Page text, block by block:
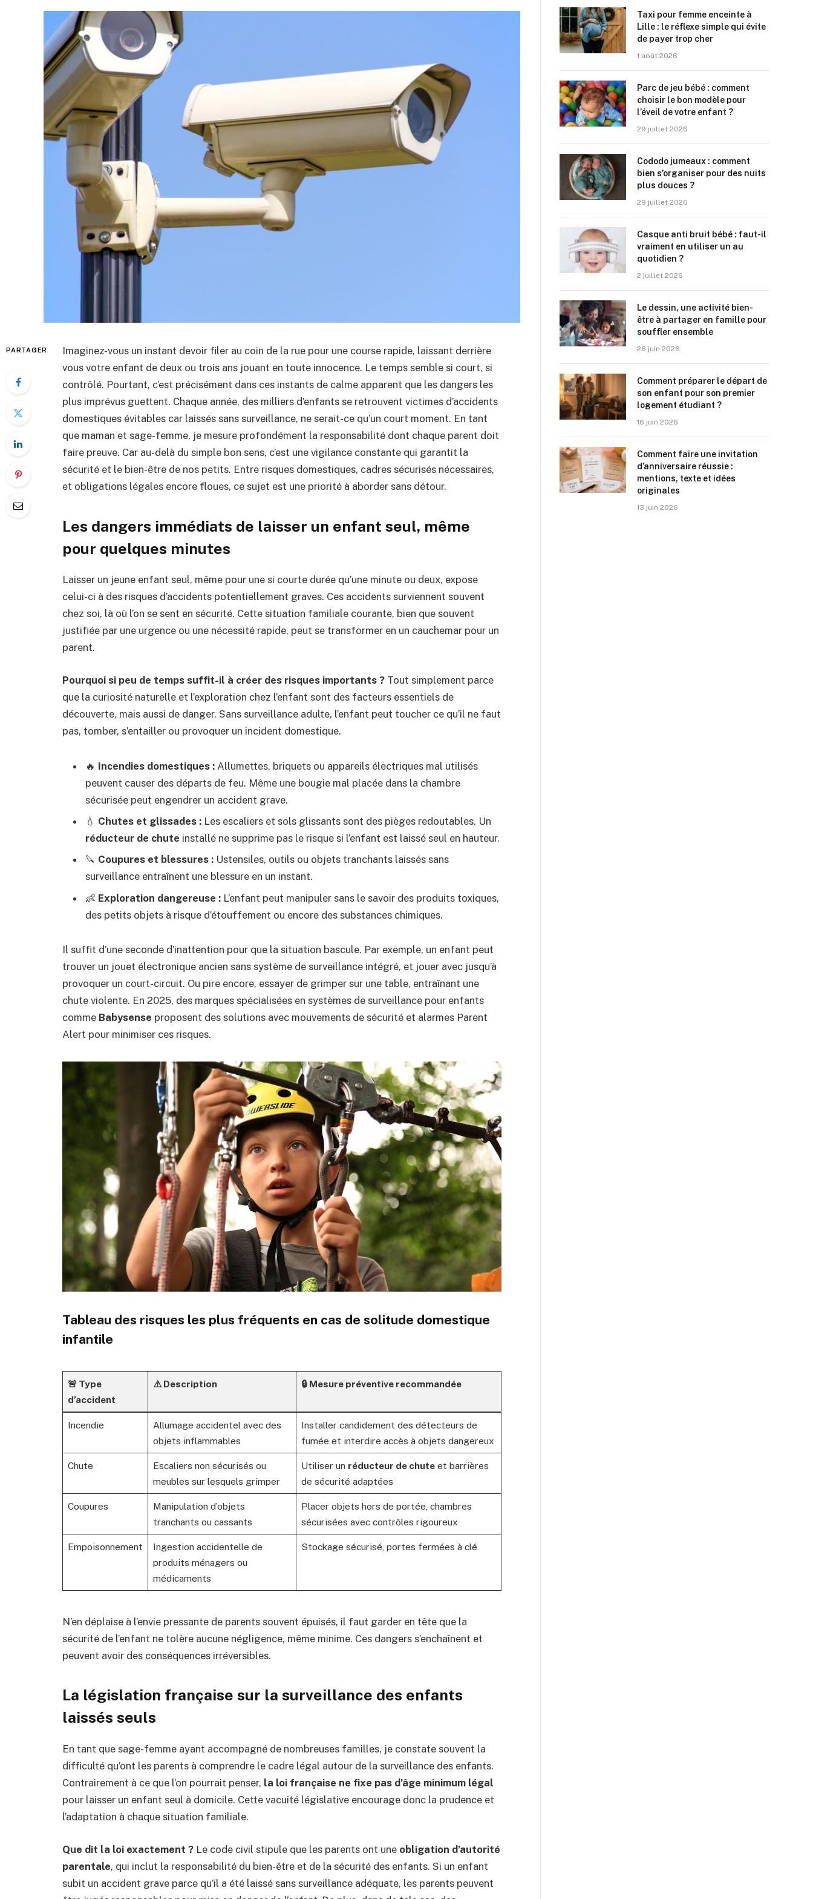
PARTAGER
Imaginez-vous un instant devoir filer au coin de la rue pour une course rapide, laissant derrière
vous votre enfant de deux ou trois ans jouant en toute innocence. Le temps semble si court, si
contrôlé. Pourtant, c’est précisément dans ces instants de calme apparent que les dangers les
plus imprévus guettent. Chaque année, des milliers d’enfants se retrouvent victimes d’accidents
domestiques évitables car laissés sans surveillance, ne serait-ce qu’un court moment. En tant
que maman et sage-femme, je mesure profondément la responsabilité dont chaque parent doit
faire preuve. Car au-delà du simple bon sens, c’est une vigilance constante qui garantit la
sécurité et le bien-être de nos petits. Entre risques domestiques, cadres sécurisés nécessaires,
et obligations légales encore floues, ce sujet est une priorité à aborder sans détour.
Les dangers immédiats de laisser un enfant seul, même
pour quelques minutes
Laisser un jeune enfant seul, même pour une si courte durée qu’une minute ou deux, expose
celui-ci à des risques d’accidents potentiellement graves. Ces accidents surviennent souvent
chez soi, là où l’on se sent en sécurité. Cette situation familiale courante, bien que souvent
justifiée par une urgence ou une nécessité rapide, peut se transformer en un cauchemar pour un
parent.
Pourquoi si peu de temps suffit-il à créer des risques importants ? Tout simplement parce
que la curiosité naturelle et l’exploration chez l’enfant sont des facteurs essentiels de
découverte, mais aussi de danger. Sans surveillance adulte, l’enfant peut toucher ce qu’il ne faut
pas, tomber, s’entailler ou provoquer un incident domestique.
🔥 Incendies domestiques : Allumettes, briquets ou appareils électriques mal utilisés
peuvent causer des départs de feu. Même une bougie mal placée dans la chambre
sécurisée peut engendrer un accident grave.
💧 Chutes et glissades : Les escaliers et sols glissants sont des pièges redoutables. Un
réducteur de chute installé ne supprime pas le risque si l’enfant est laissé seul en hauteur.
🔪 Coupures et blessures : Ustensiles, outils ou objets tranchants laissés sans
surveillance entraînent une blessure en un instant.
👶 Exploration dangereuse : L’enfant peut manipuler sans le savoir des produits toxiques,
des petits objets à risque d’étouffement ou encore des substances chimiques.
Il suffit d’une seconde d’inattention pour que la situation bascule. Par exemple, un enfant peut
trouver un jouet électronique ancien sans système de surveillance intégré, et jouer avec jusqu’à
provoquer un court-circuit. Ou pire encore, essayer de grimper sur une table, entraînant une
chute violente. En 2025, des marques spécialisées en systèmes de surveillance pour enfants
comme Babysense proposent des solutions avec mouvements de sécurité et alarmes Parent
Alert pour minimiser ces risques.
Tableau des risques les plus fréquents en cas de solitude domestique
infantile
🚨 Type
d’accident
⚠️ Description 🔒 Mesure préventive recommandée
Incendie
Allumage accidentel avec des
objets inflammables
Installer candidement des détecteurs de
fumée et interdire accès à objets dangereux
Chute
Escaliers non sécurisés ou
meubles sur lesquels grimper
Utiliser un réducteur de chuteet barrières
de sécurité adaptées
Coupures
Manipulation d’objets
tranchants ou cassants
Placer objets hors de portée, chambres
sécurisées avec contrôles rigoureux
Empoisonnement
Ingestion accidentelle de
produits ménagers ou
médicaments
Stockage sécurisé, portes fermées à clé
N’en déplaise à l’envie pressante de parents souvent épuisés, il faut garder en tête que la
sécurité de l’enfant ne tolère aucune négligence, même minime. Ces dangers s’enchaînent et
peuvent avoir des conséquences irréversibles.
La législation française sur la surveillance des enfants
laissés seuls
En tant que sage-femme ayant accompagné de nombreuses familles, je constate souvent la
difficulté qu’ont les parents à comprendre le cadre légal autour de la surveillance des enfants.
Contrairement à ce que l’on pourrait penser, la loi française ne fixe pas d’âge minimum légal
pour laisser un enfant seul à domicile. Cette vacuité législative encourage donc la prudence et
l’adaptation à chaque situation familiale.
Que dit la loi exactement ? Le code civil stipule que les parents ont une obligation d’autorité
parentale, qui inclut la responsabilité du bien-être et de la sécurité des enfants. Si un enfant
subit un accident grave parce qu’il a été laissé sans surveillance adéquate, les parents peuvent
Taxi pour femme enceinte à
Lille : le réflexe simple qui évite
de payer trop cher
1 août 2026
Parc de jeu bébé : comment
choisir le bon modèle pour
l’éveil de votre enfant ?
29 juillet 2026
Cododo jumeaux : comment
bien s’organiser pour des nuits
plus douces ?
29 juillet 2026
Casque anti bruit bébé : faut-il
vraiment en utiliser un au
quotidien ?
2 juillet 2026
Le dessin, une activité bien-
être à partager en famille pour
souffler ensemble
26 juin 2026
Comment préparer le départ de
son enfant pour son premier
logement étudiant ?
16 juin 2026
Comment faire une invitation
d’anniversaire réussie :
mentions, texte et idées
originales
13 juin 2026